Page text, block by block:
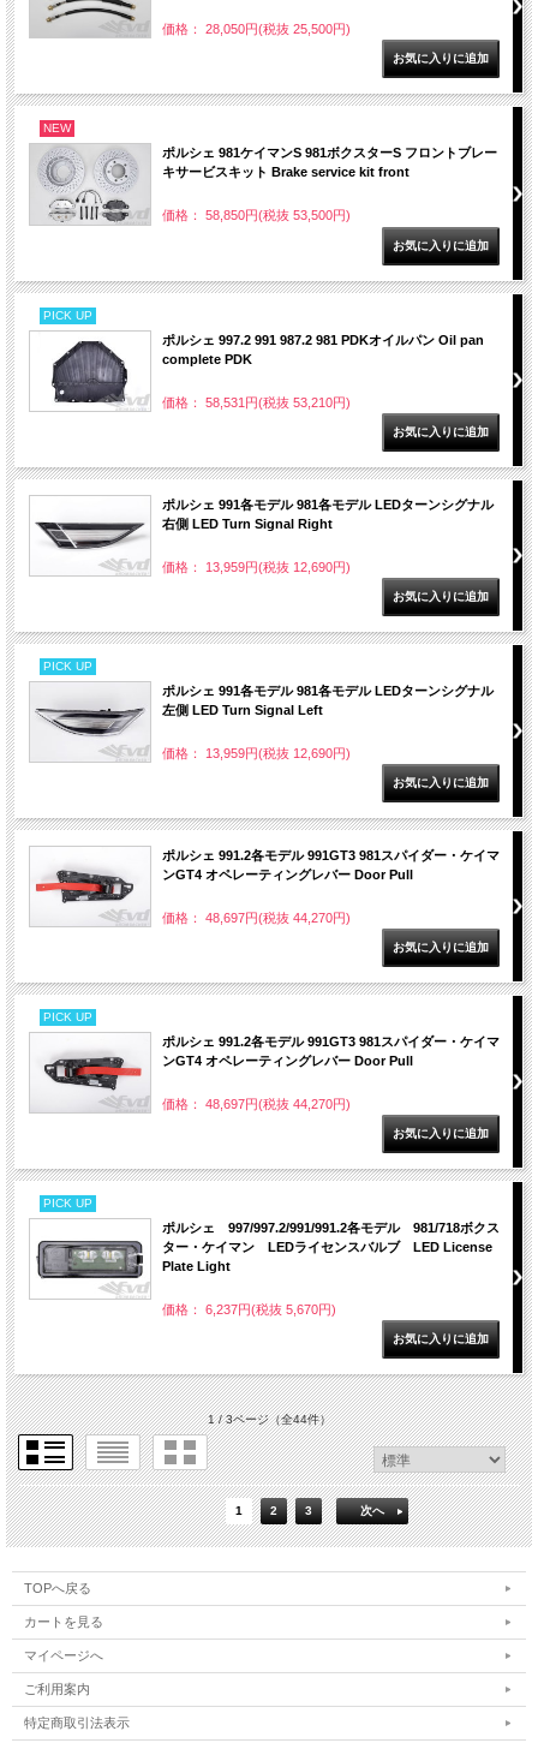
価格： 28,050円(税抜 25,500円)
NEW
ポルシェ 981ケイマンS 981ボクスターS フロントブレー
キサービスキット Brake service kit front
価格： 58,850円(税抜 53,500円)
PICK UP
ポルシェ 997.2 991 987.2 981 PDKオイルパン Oil pan
complete PDK
価格： 58,531円(税抜 53,210円)
ポルシェ 991各モデル 981各モデル LEDターンシグナル
右側 LED Turn Signal Right
価格： 13,959円(税抜 12,690円)
PICK UP
ポルシェ 991各モデル 981各モデル LEDターンシグナル
左側 LED Turn Signal Left
価格： 13,959円(税抜 12,690円)
ポルシェ 991.2各モデル 991GT3 981スパイダー・ケイマ
ンGT4 オペレーティングレバー Door Pull
価格： 48,697円(税抜 44,270円)
PICK UP
ポルシェ 991.2各モデル 991GT3 981スパイダー・ケイマ
ンGT4 オペレーティングレバー Door Pull
価格： 48,697円(税抜 44,270円)
PICK UP
ポルシェ 997/997.2/991/991.2各モデル 981/718ボクス
ター・ケイマン LEDライセンスバルブ LED License
Plate Light
価格： 6,237円(税抜 5,670円)
1 / 3ページ（全44件）
1 2 3 次へ
TOPへ戻る
カートを見る
マイページへ
ご利用案内
特定商取引法表示